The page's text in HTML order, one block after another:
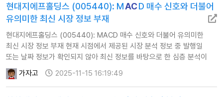
활용된 정보 출처 …
현대지에프홀딩스 (005440): MACD 매수 신호와 더불어
유의미한 최신 시장 정보 부재
현대지에프홀딩스 (005440): MACD 매수 신호와 더불어 유의미한
최신 시장 정보 부재 현재 시점에서 제공된 시장 분석 정보 중 발행일
또는 날짜 정보가 확인되지 않아 최신 정보를 바탕으로 한 심층 분석이
어렵습니다. 다만, AI 추천 기술 지표상 MACD에서 매수 신호가 감지되어
상승 추세 가능성을 시사하고 있습니다. 하지만 이를 뒷받침할 만한
구체적인 시장 이슈나 성장 동력, 리스크 요인에 대한 최신 정보가
가자고 2025-11-15 16:19:49